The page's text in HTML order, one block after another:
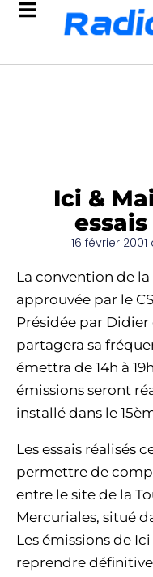
Ici &
essais
16 février
La convention de
approuvée par le
Présidée par
partagera sa
émettra de 14h à
émissions seront
installé dans le
Les essais réalisés
permettre de
entre le site de la
Mercuriales, situé
Les émissions de
reprendre